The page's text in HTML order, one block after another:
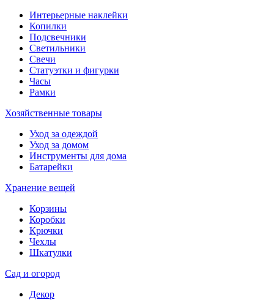
Интерьерные наклейки
Копилки
Подсвечники
Светильники
Свечи
Статуэтки и фигурки
Часы
Рамки
Хозяйственные товары
Уход за одеждой
Уход за домом
Инструменты для дома
Батарейки
Хранение вещей
Корзины
Коробки
Крючки
Чехлы
Шкатулки
Сад и огород
Декор